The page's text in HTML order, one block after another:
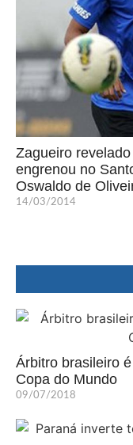
Zagueiro
engrenou no
Oswaldo de
14/03/2014
Árbitro brasileiro
Copa do Mundo
09/07/2018